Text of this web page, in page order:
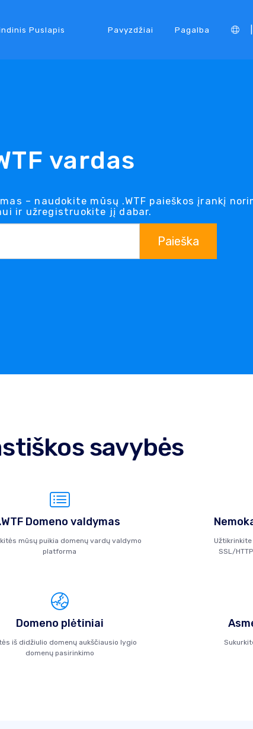
Puslapis Pavyzdžiai Pagalba
vardas
– naudokite mūsų .WTF paieškos įrankį
ir užregistruokite jį dabar.
Paieška
savybės
.WTF Domeno valdymas
mūsų puikia domenų vardų valdymo
platforma
SSL/
Domeno plėtiniai
iš didžiulio domenų aukščiausio lygio
domenų pasirinkimo